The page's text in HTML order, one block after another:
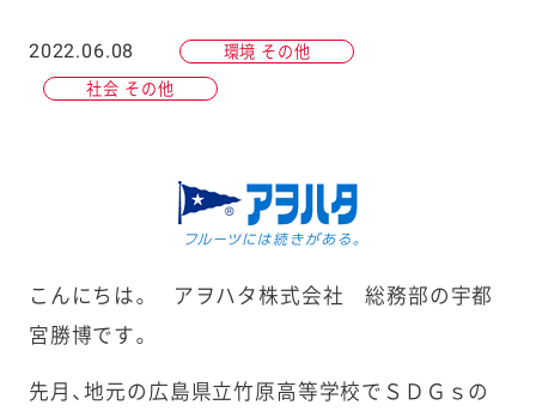
2022.06.08 環境 その他
社会 その他
こんにちは。 アヲハタ株式会社 総務部の宇都
宮勝博です。
先月、地元の広島県立竹原高等学校でＳＤＧｓの